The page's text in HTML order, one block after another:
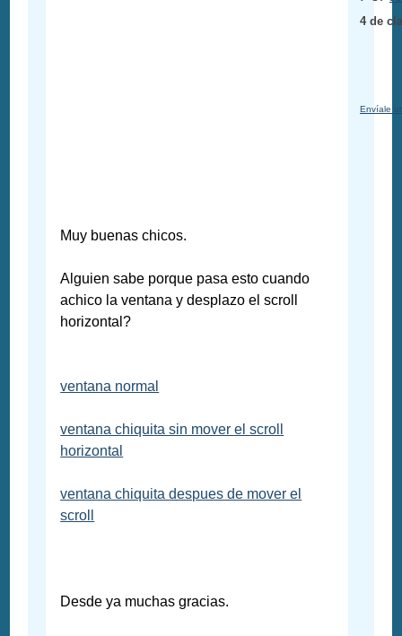
Muy buenas chicos.
Alguien sabe porque pasa esto cuando
achico la ventana y desplazo el scroll
horizontal?
ventana normal
ventana chiquita sin mover el scroll
horizontal
ventana chiquita despues de mover el
scroll
Desde ya muchas gracias.
4 de
Envíale